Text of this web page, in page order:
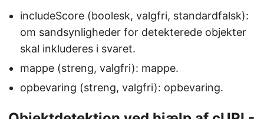
includeScore (boolesk, valgfri, standardfalsk):
om sandsynligheder for detekterede objekter
skal inkluderes i svaret.
mappe (streng, valgfri): mappe.
opbevaring (streng, valgfri): opbevaring.